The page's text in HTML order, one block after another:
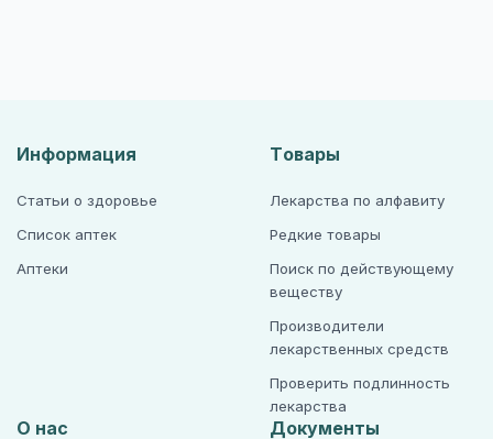
Информация
Статьи о здоровье
Список аптек
Аптеки
Товары
Лекарства по алфавиту
Редкие товары
Поиск по действующему
веществу
Производители
лекарственных средств
Проверить подлинность
лекарства
О нас Документы